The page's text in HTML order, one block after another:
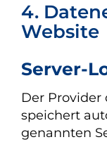
4.
Website
Server-
Der Provider
speichert
genannten